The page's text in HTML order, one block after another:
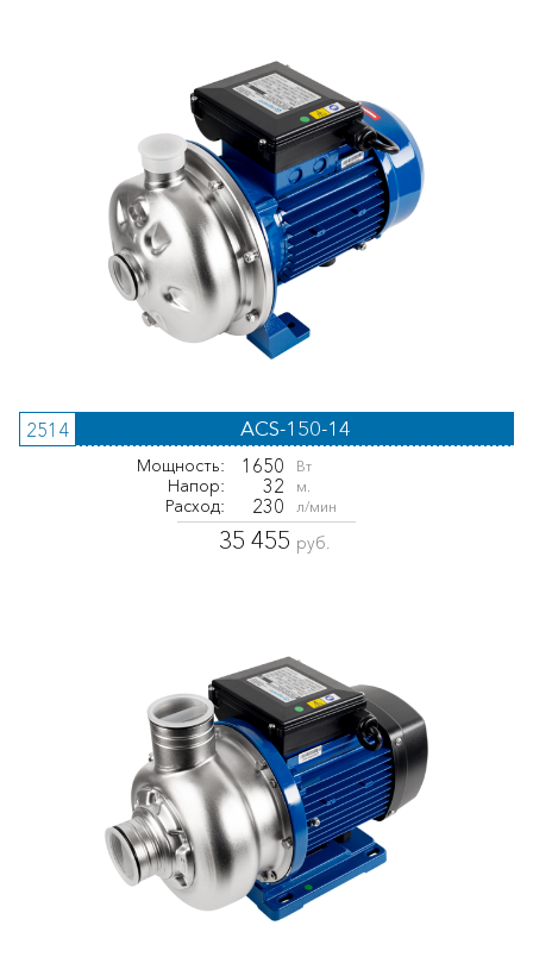
2514 ACS-150-14
Мощность: 1650 Вт
Напор: 32 м.
Расход: 230 л/мин
35 455 руб.